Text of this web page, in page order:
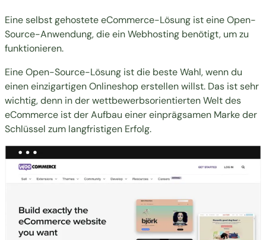
Eine selbst gehostete eCommerce-Lösung ist eine Open-
Source-Anwendung, die ein Webhosting benötigt, um zu
funktionieren.
Eine Open-Source-Lösung ist die beste Wahl, wenn du
einen einzigartigen Onlineshop erstellen willst. Das ist sehr
wichtig, denn in der wettbewerbsorientierten Welt des
eCommerce ist der Aufbau einer einprägsamen Marke der
Schlüssel zum langfristigen Erfolg.